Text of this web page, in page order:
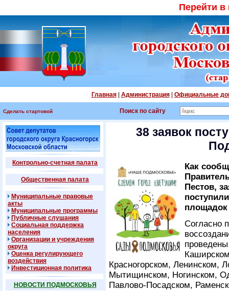
Перейти
Главная| Администрация| Официальные
Сделать стартовой Поиск по сайту
Контрольно-счетная палата
Общественная палата
Муниципальные правовые
акты
Муниципальные программы
Публичные слушания
Социальная поддержка
населения
Организации и учреждения
округа
Оценка регулирующего
воздействия
Инвестиционная политика
НОВОСТИ ПОДМОСКОВЬЯ
38 заявок
Как
Пестов,
Согласно
Красногорском, Ленинском,
Мытищинском, Ногинском,
Павлово-Посадском,